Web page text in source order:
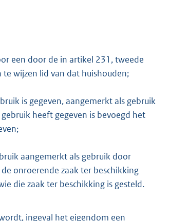
een door de in artikel 231, tweede
wijzen lid van dat huishouden;
is gegeven, aangemerkt als gebruik
heeft gegeven is bevoegd het
aangemerkt als gebruik door
onroerende zaak ter beschikking
die zaak ter beschikking is gesteld.
ingeval het eigendom een